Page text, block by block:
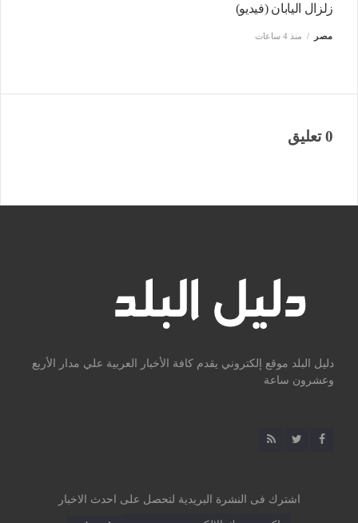
زلزال اليابان (فيديو)
مصر منذ 4 ساعات
0 تعليق
دليل البلد موقع إلكتروني يقدم كافة الأخبار العربية علي مدار الأربع
وعشرون ساعة
اشترك فى النشرة البريدية لتحصل على احدث الاخبار